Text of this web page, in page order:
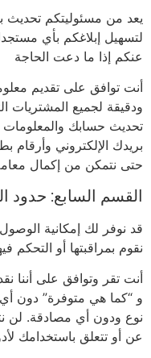
يعد من مسئوليتكم تحديث
لتسهيل إبلاغكم بأي
عنكم إذا ما دعت الحاجة
أنت توافق على تقديم
ودقيقة لجميع المشتريات
تحديث حسابك والمعلومات
بريدك الإلكتروني وأرقام
حتى نتمكن من إكمال
القسم السابع: حدود
قد نوفر لك إمكانية
نقوم بمراقبتها أو التحكم
أنت تقر وتوافق على أننا
و “كما هي متوفرة” دون
نوع ودون أي مصادقة. لن
عن أو تتعلق باستخدامك